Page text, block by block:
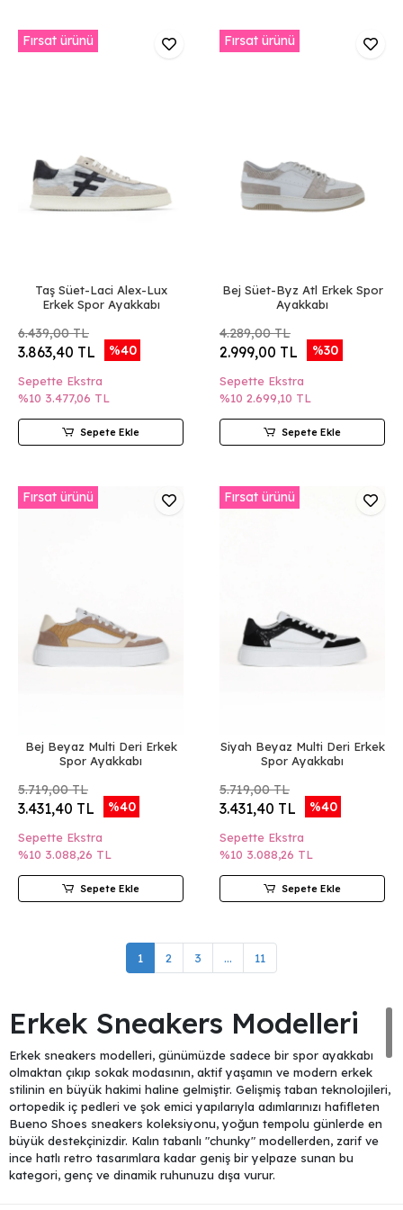
Fırsat ürünü
Taş Süet-Laci Alex-Lux
Erkek Spor Ayakkabı
6.439,00 TL
3.863,40 TL %40
Sepette Ekstra
%10 3.477,06 TL
Sepete Ekle
Fırsat ürünü
Bej Süet-Byz Atl Erkek Spor
Ayakkabı
4.289,00 TL
2.999,00 TL %30
Sepette Ekstra
%10 2.699,10 TL
Sepete Ekle
Fırsat ürünü
Bej Beyaz Multi Deri Erkek
Spor Ayakkabı
5.719,00 TL
3.431,40 TL %40
Sepette Ekstra
%10 3.088,26 TL
Sepete Ekle
Fırsat ürünü
Siyah Beyaz Multi Deri Erkek
Spor Ayakkabı
5.719,00 TL
3.431,40 TL %40
Sepette Ekstra
%10 3.088,26 TL
Sepete Ekle
1 2 3 ... 11
Erkek Sneakers Modelleri
Erkek sneakers modelleri, günümüzde sadece bir spor ayakkabı
olmaktan çıkıp sokak modasının, aktif yaşamın ve modern erkek
stilinin en büyük hakimi haline gelmiştir. Gelişmiş taban teknolojileri,
ortopedik iç pedleri ve şok emici yapılarıyla adımlarınızı hafifleten
Bueno Shoes sneakers koleksiyonu, yoğun tempolu günlerde en
büyük destekçinizdir. Kalın tabanlı "chunky" modellerden, zarif ve
ince hatlı retro tasarımlara kadar geniş bir yelpaze sunan bu
kategori, genç ve dinamik ruhunuzu dışa vurur.